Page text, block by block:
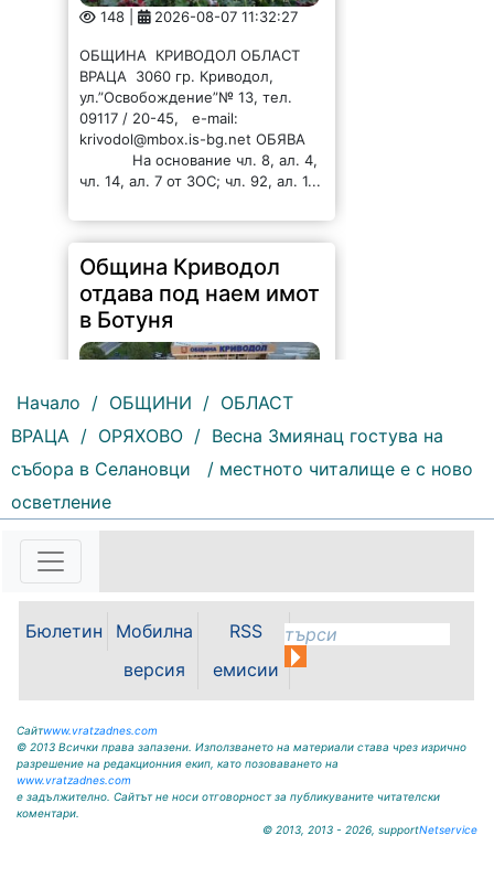
148 | 2026-08-07 11:32:27
ОБЩИНА КРИВОДОЛ ОБЛАСТ
ВРАЦА 3060 гр. Криводол,
ул.”Освобождение”№ 13, тел.
09117 / 20-45, e-mail:
krivodol@mbox.is-bg.net ОБЯВА
На основание чл. 8, ал. 4,
чл. 14, ал. 7 от ЗОС; чл. 92, ал. 1...
Община Криводол
отдава под наем имот
в Ботуня
ВРАЦА 3060 гр. Криводол, ул.
09117/20-45, e-mail:
На основание чл. 8, ал. 4,
чл. 14, ал. 7 от ЗОС; чл. 92, ал. 1...
Начало / ОБЩИНИ / ОБЛАСТ
ВРАЦА / ОРЯХОВО / Весна Змиянац гостува на
събора в Селановци
/ местното читалище е с ново
осветление
Бюлетин
Мобилна
версия
RSS
емисии
Сайтwww.vratzadnes.com
© 2013 Всички права запазени. Използването на материали става чрез изрично
разрешение на редакционния екип, като позоваването на
www.vratzadnes.com
е задължително. Сайтът не носи отговорност за публикуваните читателски
коментари.
© 2013, 2013 - 2026, supportNetservice